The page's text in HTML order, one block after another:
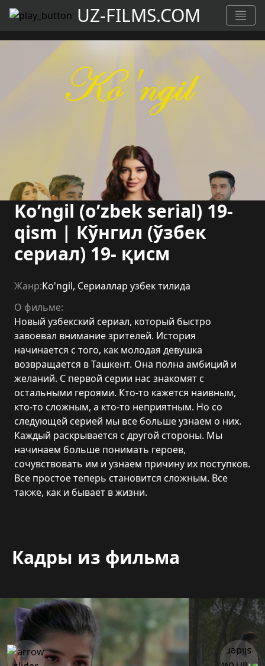
UZ-FILMS.COM
Ko’ngil (o’zbek serial) 19-
qism | Кўнгил (ўзбек
сериал) 19- қисм
Жанр:Ko'ngil, Сериаллар узбек тилида
О фильме:
Новый узбекский сериал, который быстро
завоевал внимание зрителей. История
начинается с того, как молодая девушка
возвращается в Ташкент. Она полна амбиций и
желаний. С первой серии нас знакомят с
остальными героями. Кто-то кажется наивным,
кто-то сложным, а кто-то неприятным. Но со
следующей серией мы все больше узнаем о них.
Каждый раскрывается с другой стороны. Мы
начинаем больше понимать героев,
сочувствовать им и узнаем причину их поступков.
Все простое теперь становится сложным. Все
также, как и бывает в жизни.
Кадры из фильма